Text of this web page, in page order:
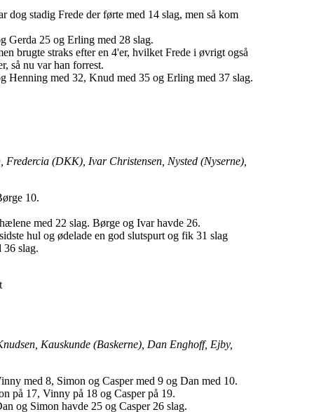
stadig Frede der førte med 14 slag, men så kom
Gerda 25 og Erling med 28 slag.
brugte straks efter en 4'er, hvilket Frede i øvrigt også
så nu var han forrest.
Henning med 32, Knud med 35 og Erling med 37 slag.
(DKK), Ivar Christensen, Nysted (Nyserne),
10.
med 22 slag. Børge og Ivar havde 26.
hul og ødelade en god slutspurt og fik 31 slag
36 slag.
Kauskunde (Baskerne), Dan Enghoff, Ejby,
med 8, Simon og Casper med 9 og Dan med 10.
på 17, Vinny på 18 og Casper på 19.
og Simon havde 25 og Casper 26 slag.